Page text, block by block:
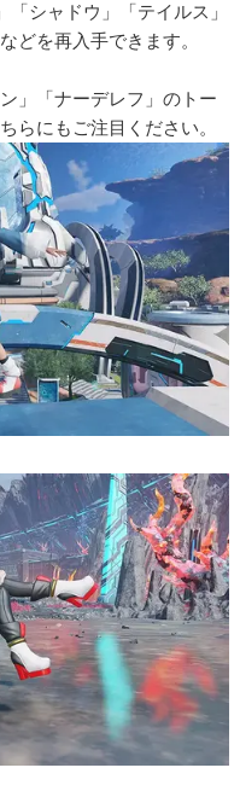
シャドウ」「テイルス」
どを再入手できます。
」「ナーデレフ」のトー
らにもご注目ください。